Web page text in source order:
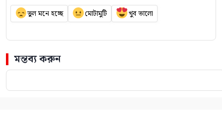
ভুল মনে হচ্ছে মোটামুটি খুব ভালো
মন্তব্য করুন